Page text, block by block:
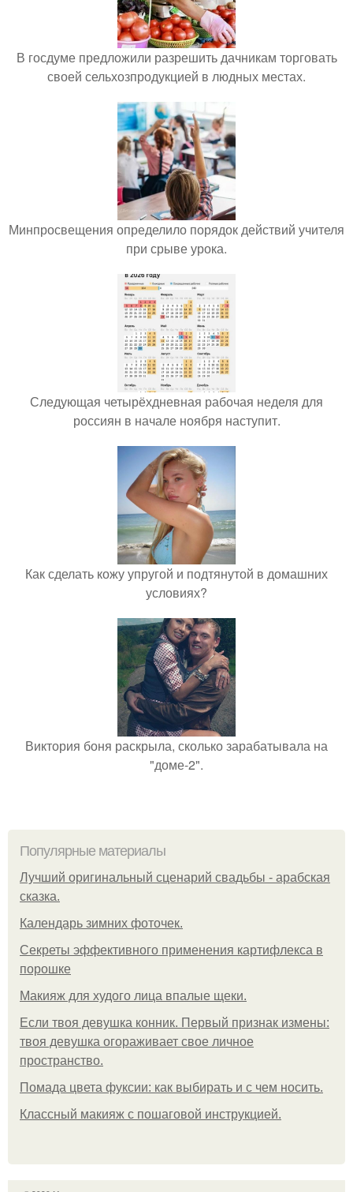
В госдуме предложили разрешить дачникам торговать
своей сельхозпродукцией в людных местах.
Минпросвещения определило порядок действий учителя
при срыве урока.
Следующая четырёхдневная рабочая неделя для
россиян в начале ноября наступит.
Как сделать кожу упругой и подтянутой в домашних
условиях?
Виктория боня раскрыла, сколько зарабатывала на
"доме-2".
Популярные материалы
Лучший оригинальный сценарий свадьбы - арабская
сказка.
Календарь зимних фоточек.
Секреты эффективного применения картифлекса в
порошке
Макияж для худого лица впалые щеки.
Если твоя девушка конник. Первый признак измены:
твоя девушка огораживает свое личное
пространство.
Помада цвета фуксии: как выбирать и с чем носить.
Классный макияж с пошаговой инструкцией.